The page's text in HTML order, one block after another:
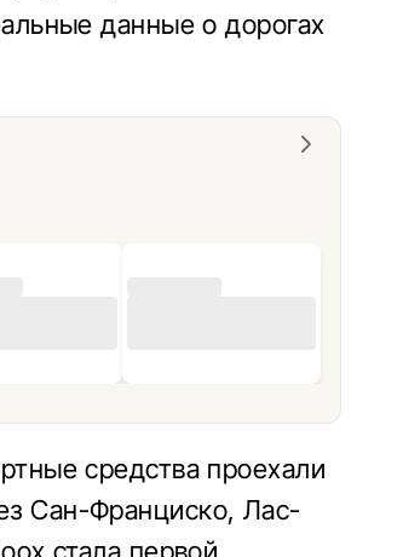
данные о дорогах
средства проехали
Сан-Франциско, Лас-